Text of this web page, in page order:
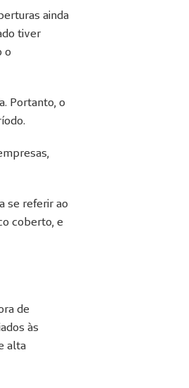
ainda
tiver
o
Portanto, o
se referir ao
coberto, e
de
às
alta